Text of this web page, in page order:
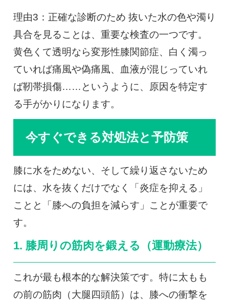
理由3：正確な診断のため 抜いた水の色や濁り
具合を見ることは、重要な検査の一つです。
黄色くて透明なら変形性膝関節症、白く濁っ
ていれば痛風や偽痛風、血液が混じっていれ
ば靭帯損傷……というように、原因を特定す
る手がかりになります。
今すぐできる対処法と予防策
膝に水をためない、そして繰り返さないため
には、水を抜くだけでなく「炎症を抑える」
ことと「膝への負担を減らす」ことが重要で
す。
1. 膝周りの筋肉を鍛える（運動療法）
これが最も根本的な解決策です。特に太もも
の前の筋肉（大腿四頭筋）は、膝への衝撃を